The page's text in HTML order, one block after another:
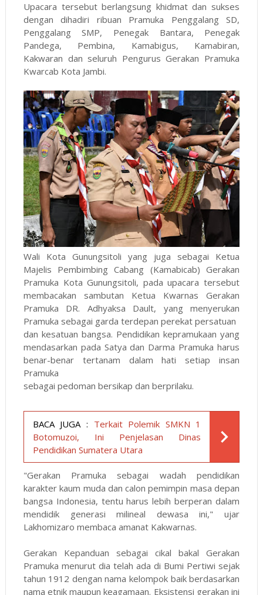
Upacara tersebut berlangsung khidmat dan sukses
dengan dihadiri ribuan Pramuka Penggalang SD,
Penggalang SMP, Penegak Bantara, Penegak
Pandega, Pembina, Kamabigus, Kamabiran,
Kakwaran dan seluruh Pengurus Gerakan Pramuka
Kwarcab Kota Jambi.
Wali Kota Gunungsitoli yang juga sebagai Ketua
Majelis Pembimbing Cabang (Kamabicab) Gerakan
Pramuka Kota Gunungsitoli, pada upacara tersebut
membacakan sambutan Ketua Kwarnas Gerakan
Pramuka DR. Adhyaksa Dault, yang menyerukan
Pramuka sebagai garda terdepan perekat persatuan
dan kesatuan bangsa. Pendidikan kepramukaan yang
mendasarkan pada Satya dan Darma Pramuka harus
benar-benar tertanam dalam hati setiap insan
Pramuka
sebagai pedoman bersikap dan berprilaku.
BACA JUGA : Terkait Polemik SMKN 1
Botomuzoi, Ini Penjelasan Dinas
Pendidikan Sumatera Utara
"Gerakan Pramuka sebagai wadah pendidikan
karakter kaum muda dan calon pemimpin masa depan
bangsa Indonesia, tentu harus lebih berperan dalam
mendidik generasi milineal dewasa ini," ujar
Lakhomizaro membaca amanat Kakwarnas.
Gerakan Kepanduan sebagai cikal bakal Gerakan
Pramuka menurut dia telah ada di Bumi Pertiwi sejak
tahun 1912 dengan nama kelompok baik berdasarkan
nama etnik maupun keagamaan. Eksistensi gerakan ini